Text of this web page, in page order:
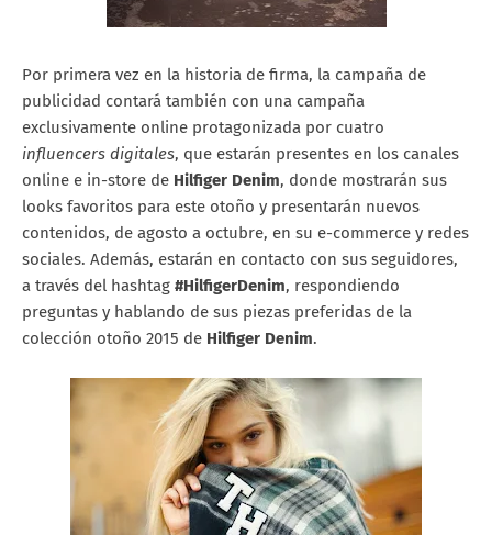
Por primera vez en la historia de firma, la campaña de
publicidad contará también con una campaña
exclusivamente online protagonizada por cuatro
influencers digitales, que estarán presentes en los canales
online e in-store de Hilfiger Denim, donde mostrarán sus
looks favoritos para este otoño y presentarán nuevos
contenidos, de agosto a octubre, en su e-commerce y redes
sociales. Además, estarán en contacto con sus seguidores,
a través del hashtag #HilfigerDenim, respondiendo
preguntas y hablando de sus piezas preferidas de la
colección otoño 2015 de Hilfiger Denim.